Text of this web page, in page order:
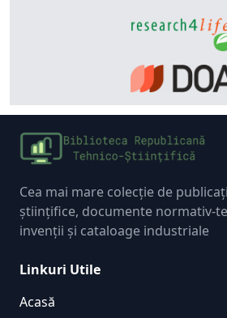
Cea mai mare colecție de
științifice, documente normativ-
invenții și cataloage industriale
Linkuri Utile
Acasă